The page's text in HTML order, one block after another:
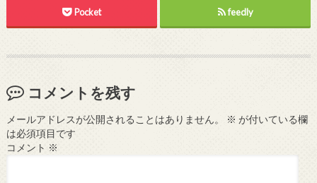
Pocket feedly
コメントを残す
メールアドレスが公開されることはありません。 ※ が付いている欄
は必須項目です
コメント ※